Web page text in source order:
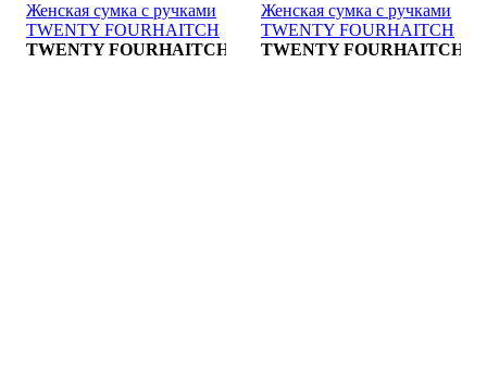
Женская сумка с ручками
TWENTY FOURHAITCH
BORSA
TWENTY FOURHAITCH
Женская сумка с ручками
TWENTY FOURHAITCH
BORSA
TWENTY FOURHAITCH